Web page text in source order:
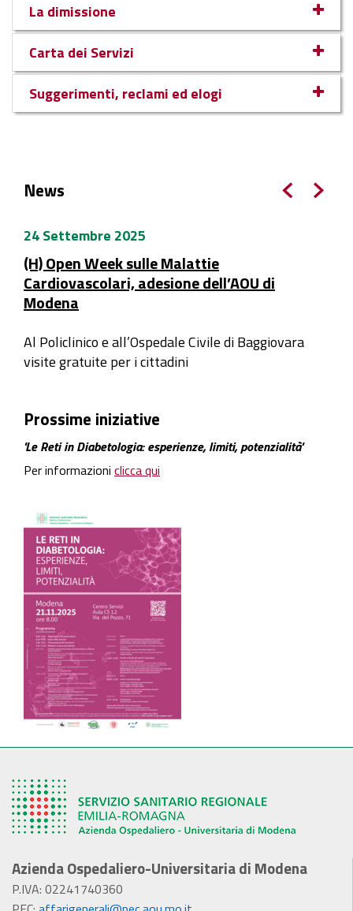
La dimissione
Carta dei Servizi
Suggerimenti, reclami ed elogi
News
24 Settembre 2025
(H) Open Week sulle Malattie
Cardiovascolari, adesione dell’AOU di
Modena
Al Policlinico e all’Ospedale Civile di Baggiovara
visite gratuite per i cittadini
Prossime iniziative
'Le Reti in Diabetologia: esperienze, limiti, potenzialità'
Per informazioni clicca qui
Azienda Ospedaliero-Universitaria di Modena
P.IVA: 02241740360